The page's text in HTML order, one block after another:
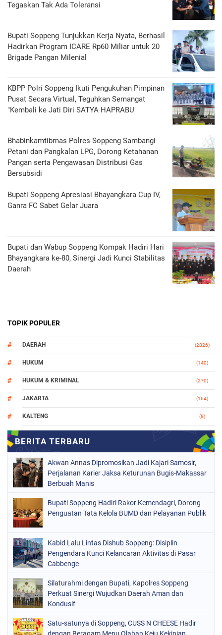
Tegaskan Tak Ada Toleransi
Bupati Soppeng Tunjukkan Kerja Nyata, Berhasil
Hadirkan Program ICARE Rp60 Miliar untuk 20
Brigade Pangan Milenial
KBPP Polri Soppeng Ikuti Pengukuhan Pimpinan
Pusat Secara Virtual, Teguhkan Semangat
"Kembali ke Jati Diri SATYA HAPRABU"
Bhabinkamtibmas Polres Soppeng Sambangi
Petani dan Pangkalan LPG, Dorong Ketahanan
Pangan serta Pengawasan Distribusi Gas
Bersubsidi
Bupati Soppeng Apresiasi Bhayangkara Cup IV,
Ganra FC Sabet Gelar Juara
Bupati dan Wabup Soppeng Kompak Hadiri Hari
Bhayangkara ke-80, Sinergi Jadi Kunci Stabilitas
Daerah
TOPIK POPULER
DAERAH (2826)
HUKUM (140)
HUKUM & KRIMINAL (270)
JAKARTA (164)
KALTENG (8)
(112)
NASIONAL (966)
ORGANISASI
PERISTIWA
(226)
POLRI
SOPPENG
SULSEL
Akwan Annas Dipromosikan Jadi Kajari Samosir,
Perjalanan Karier Jaksa Keturunan Bugis-Makassar
Berbuah Manis
Bupati Soppeng Hadiri Rakor Kemendagri, Dorong
Penguatan Tata Kelola BUMD dan Pelayanan Publik
Kabid Lalu Lintas Dishub Soppeng: Disiplin
Pengendara Kunci Kelancaran Aktivitas di Pasar
Cabbenge
Silaturahmi dengan Bupati, Kapolres Soppeng
Perkuat Sinergi Wujudkan Daerah Aman dan
Kondusif
Satu-satunya di Soppeng, CUSS N CHEESE Hadir